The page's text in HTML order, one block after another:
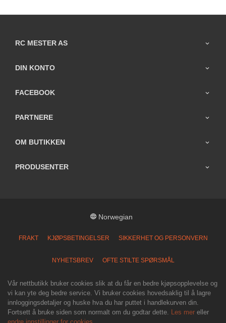
RC MESTER AS
DIN KONTO
FACEBOOK
PARTNERE
OM BUTIKKEN
PRODUSENTER
Norwegian
FRAKT KJØPSBETINGELSER SIKKERHET OG PERSONVERN
NYHETSBREV OFTE STILTE SPØRSMÅL
Vår nettbutikk bruker cookies slik at du får en bedre kjøpsopplevelse og
vi kan yte deg bedre service. Vi bruker cookies hovedsaklig til å lagre
innloggingsdetaljer og huske hva du har puttet i handlekurven din.
Fortsett å bruke siden som normalt om du godtar dette. Les mer eller